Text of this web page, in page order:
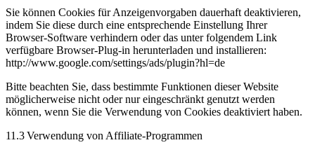
Sie können Cookies für Anzeigenvorgaben dauerhaft deaktivieren,
indem Sie diese durch eine entsprechende Einstellung Ihrer
Browser-Software verhindern oder das unter folgendem Link
verfügbare Browser-Plug-in herunterladen und installieren:
http://www.google.com/settings/ads/plugin?hl=de
Bitte beachten Sie, dass bestimmte Funktionen dieser Website
möglicherweise nicht oder nur eingeschränkt genutzt werden
können, wenn Sie die Verwendung von Cookies deaktiviert haben.
11.3 Verwendung von Affiliate-Programmen